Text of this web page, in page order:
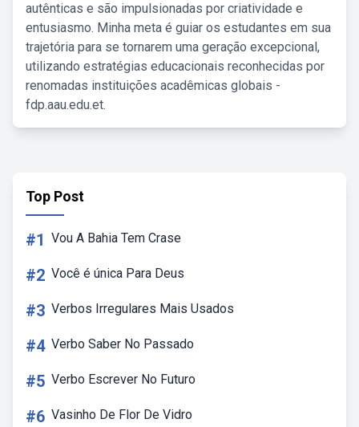
autênticas e são impulsionadas por criatividade e
entusiasmo. Minha meta é guiar os estudantes em sua
trajetória para se tornarem uma geração excepcional,
utilizando estratégias educacionais reconhecidas por
renomadas instituições acadêmicas globais -
fdp.aau.edu.et.
Top Post
#1 Vou A Bahia Tem Crase
#2 Você é única Para Deus
#3 Verbos Irregulares Mais Usados
#4 Verbo Saber No Passado
#5 Verbo Escrever No Futuro
#6 Vasinho De Flor De Vidro